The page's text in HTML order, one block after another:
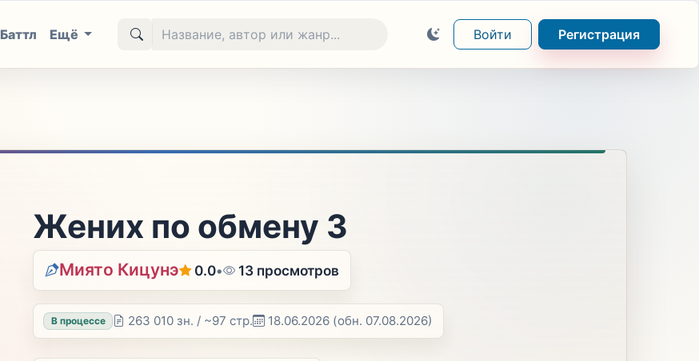
Баттл Ещё Войти Регистрация
Жених по обмену 3
Миято Кицунэ 0.0• 13 просмотров
В процессе 263 010 зн. / ~97 стр. 18.06.2026 (обн. 07.08.2026)